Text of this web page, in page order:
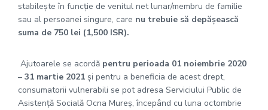
stabilește în funcție de venitul net lunar/membru de familie
sau al persoanei singure, care nu trebuie să depășească
suma de 750 lei (1,500 ISR).
Ajutoarele se acordă pentru perioada 01 noiembrie 2020
– 31 martie 2021 și pentru a beneficia de acest drept,
consumatorii vulnerabili se pot adresa Serviciului Public de
Asistență Socială Ocna Mureș, începând cu luna octombrie